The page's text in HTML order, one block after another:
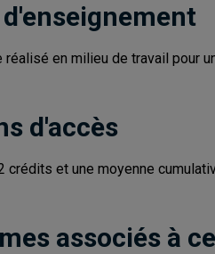
en milieu de travail pour
d'accès
crédits et une moyenne
associés à